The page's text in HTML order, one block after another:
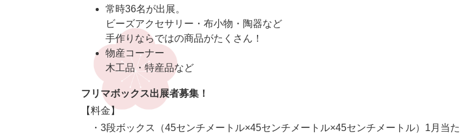
常時36名が出展。
ビーズアクセサリー・布小物・陶器など
手作りならではの商品がたくさん！
物産コーナー
木工品・特産品など
フリマボックス出展者募集！
【料金】
・3段ボックス（45センチメートル×45センチメートル×45センチメートル）1月当